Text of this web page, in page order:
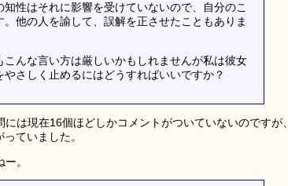
性はそれに影響を受けていないので、自分のこ
他の人を諭して、誤解を正させたこともありま
んな言い方は厳しいかもしれませんが私は彼女
さしく止めるにはどうすればいいですか？
は現在16個ほどしかコメントがついていないのですが、
ていました。
。